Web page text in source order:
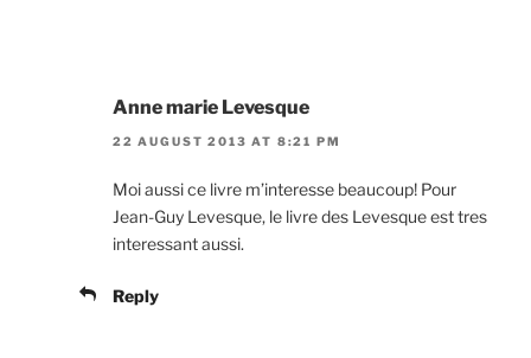
Anne marie Levesque
22 AUGUST 2013 AT 8:21 PM
Moi aussi ce livre m’interesse beaucoup! Pour
Jean-Guy Levesque, le livre des Levesque est tres
interessant aussi.
Reply